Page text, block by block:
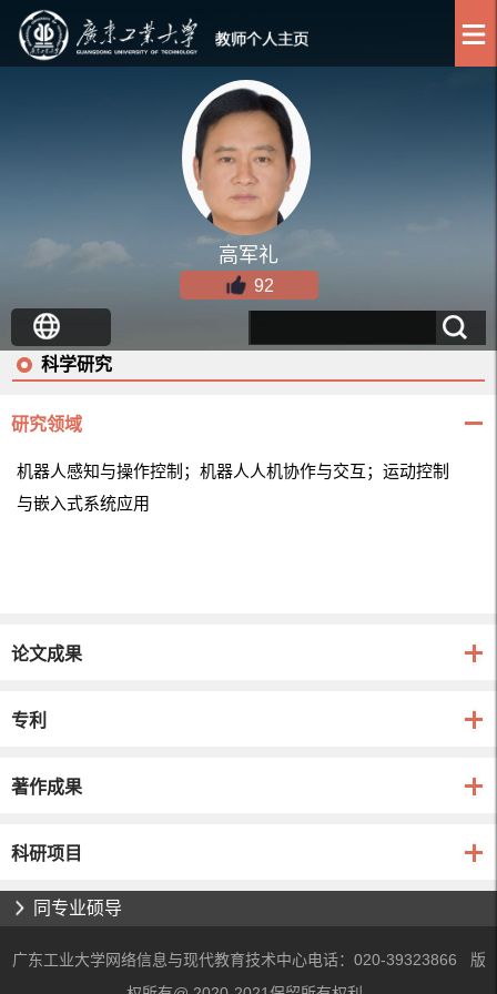
高军礼
92
科学研究
研究领域
机器人感知与操作控制；机器人人机协作与交互；运动控制
与嵌入式系统应用
论文成果
专利
著作成果
科研项目
同专业硕导
广东工业大学网络信息与现代教育技术中心电话：020-39323866 版